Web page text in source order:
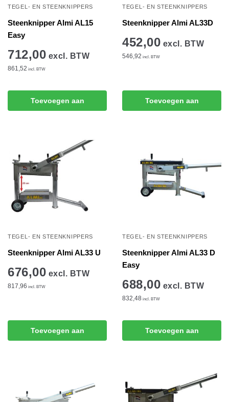
TEGEL- EN STEENKNIPPERS
Steenknipper Almi AL15
Easy
712,00 excl. BTW
861,52 incl. BTW
Toevoegen aan
TEGEL- EN STEENKNIPPERS
Steenknipper Almi AL33D
452,00 excl. BTW
546,92 incl. BTW
Toevoegen aan
TEGEL- EN STEENKNIPPERS
Steenknipper Almi AL33 U
676,00 excl. BTW
817,96 incl. BTW
Toevoegen aan
TEGEL- EN STEENKNIPPERS
Steenknipper Almi AL33 D
Easy
688,00 excl. BTW
832,48 incl. BTW
Toevoegen aan